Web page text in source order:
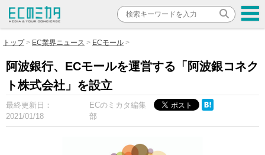
トップ EC業界ニュース ECモール
阿波銀行、ECモールを運営する「阿波銀コネク
ト株式会社」を設立
最終更新日：
2021/01/18
ECのミカタ編集
部